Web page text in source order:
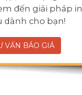
đến giải pháp
dành cho bạn!
VẤN BÁO GIÁ